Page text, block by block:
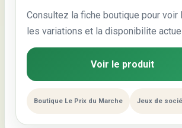
Consultez la fiche boutique pour voir
les variations et la disponibilite
Voir le produit
Boutique Le Prix du Marche Jeux de